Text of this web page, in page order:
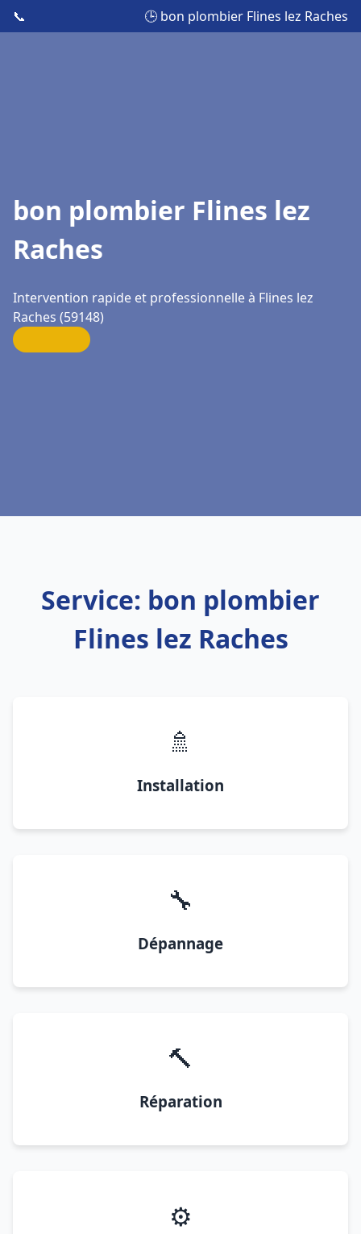
📞 🕒 bon plombier Flines lez Raches
bon plombier Flines lez
Raches
Intervention rapide et professionnelle à Flines lez
Raches (59148)
Service: bon plombier
Flines lez Raches
🚿
Installation
🔧
Dépannage
🔨
Réparation
⚙️